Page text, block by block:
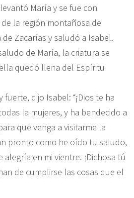
María y se fue con
la región montañosa de
Zacarías y saludó a Isabel.
de María, la criatura se
quedó llena del Espíritu
dijo Isabel: “¡Dios te ha
la mujeres, y ha bendecido a
que venga a visitarme la
pronto como he oído tu saludo,
alegría en mi vientre. ¡Dichosa tú
de cumplirse las cosas que el